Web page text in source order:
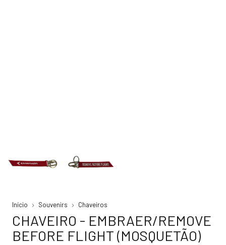
Início Souvenirs Chaveiros
CHAVEIRO - EMBRAER/REMOVE
BEFORE FLIGHT (MOSQUETÃO)